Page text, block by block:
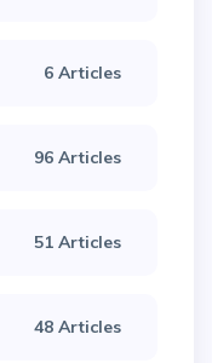
6 Articles
96 Articles
51 Articles
48 Articles